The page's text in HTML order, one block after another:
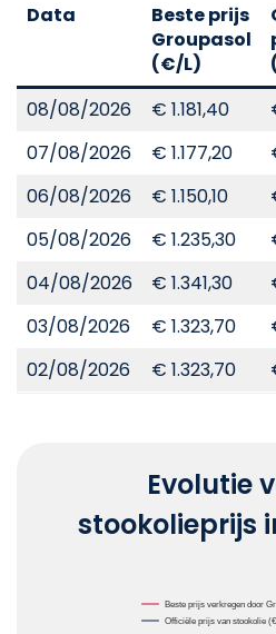
Data
Beste prijs
Groupasol
(€/L)
08/08/2026
€ 1.181,40
07/08/2026
€ 1.177,20
06/08/2026
€ 1.150,10
05/08/2026
€ 1.235,30
04/08/2026
€ 1.341,30
03/08/2026
€ 1.323,70
02/08/2026
€ 1.323,70
Evolutie
stookolieprijs
Beste prijs verkregen door
Officiële prijs van stookolie